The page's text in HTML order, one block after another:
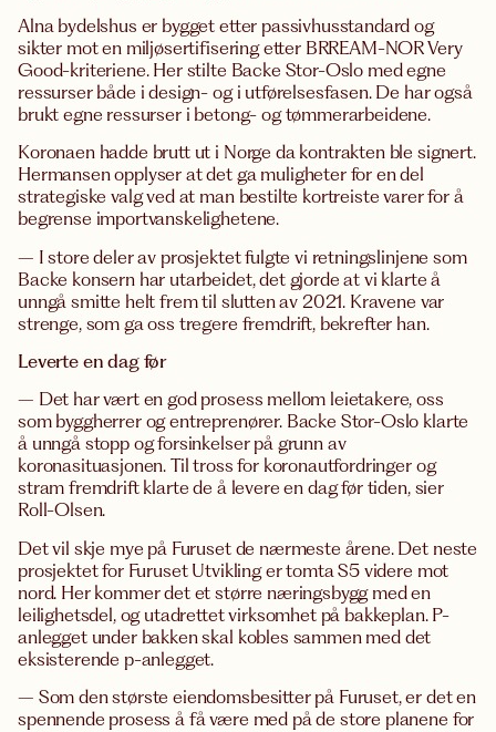
Alna bydelshus er bygget etter passivhusstandard og
sikter mot en miljøsertifisering etter BRREAM-NOR Very
Good-kriteriene. Her stilte Backe Stor-Oslo med egne
ressurser både i design- og i utførelsesfasen. De har også
brukt egne ressurser i betong- og tømmerarbeidene.
Koronaen hadde brutt ut i Norge da kontrakten ble signert.
Hermansen opplyser at det ga muligheter for en del
strategiske valg ved at man bestilte kortreiste varer for å
begrense importvanskelighetene.
– I store deler av prosjektet fulgte vi retningslinjene som
Backe konsern har utarbeidet, det gjorde at vi klarte å
unngå smitte helt frem til slutten av 2021. Kravene var
strenge, som ga oss tregere fremdrift, bekrefter han.
Leverte en dag før
– Det har vært en god prosess mellom leietakere, oss
som byggherrer og entreprenører. Backe Stor-Oslo klarte
å unngå stopp og forsinkelser på grunn av
koronasituasjonen. Til tross for koronautfordringer og
stram fremdrift klarte de å levere en dag før tiden, sier
Roll-Olsen.
Det vil skje mye på Furuset de nærmeste årene. Det neste
prosjektet for Furuset Utvikling er tomta S5 videre mot
nord. Her kommer det et større næringsbygg med en
leilighetsdel, og utadrettet virksomhet på bakkeplan. P-
anlegget under bakken skal kobles sammen med det
eksisterende p-anlegget.
– Som den største eiendomsbesitter på Furuset, er det en
spennende prosess å få være med på de store planene for